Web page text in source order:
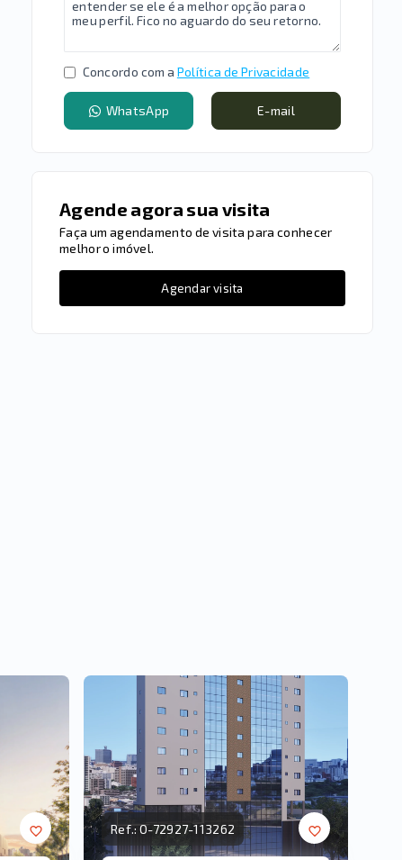
Concordo com a Política de Privacidade
WhatsApp E-mail
Agende agora sua visita
Faça um agendamento de visita para conhecer
melhor o imóvel.
Agendar visita
Ref.:O-72927-113262